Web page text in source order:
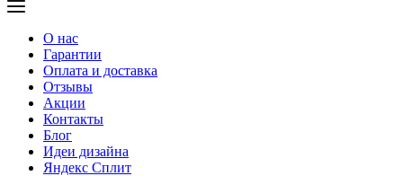
О нас
Гарантии
Оплата и доставка
Отзывы
Акции
Контакты
Блог
Идеи дизайна
Яндекс Сплит